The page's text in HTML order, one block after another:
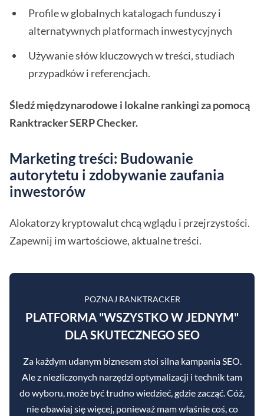
Profile w globalnych katalogach funduszy i
alternatywnych platformach inwestycyjnych
Używanie słów kluczowych w treści, studiach
przypadków i referencjach.
Śledź międzynarodowe i lokalne rankingi za pomocą
Ranktracker SERP Checker.
Marketing treści: Budowanie
autorytetu i zdobywanie zaufania
inwestorów
Alokatorzy kryptowalut chcą wglądu i przejrzystości.
Zapewnij im wartościowe, aktualne treści.
POZNAJ RANKTRACKER
PLATFORMA "WSZYSTKO W JEDNYM"
DLA SKUTECZNEGO SEO
Za każdym udanym biznesem stoi silna kampania SEO.
Ale z niezliczonych narzędzi optymalizacji i technik tam
do wyboru, może być trudno wiedzieć, gdzie zacząć. Cóż,
nie obawiaj się więcej, ponieważ mam właśnie coś, co